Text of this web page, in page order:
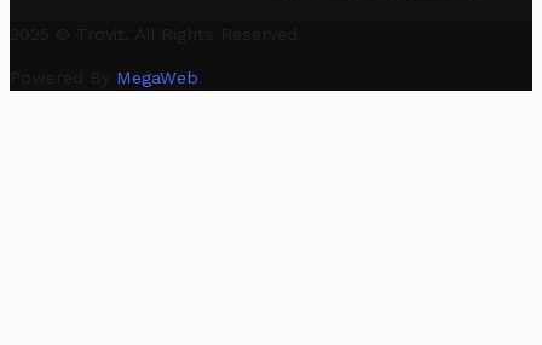
2025 © Trovit. All Rights Reserved.
Powered By MegaWeb